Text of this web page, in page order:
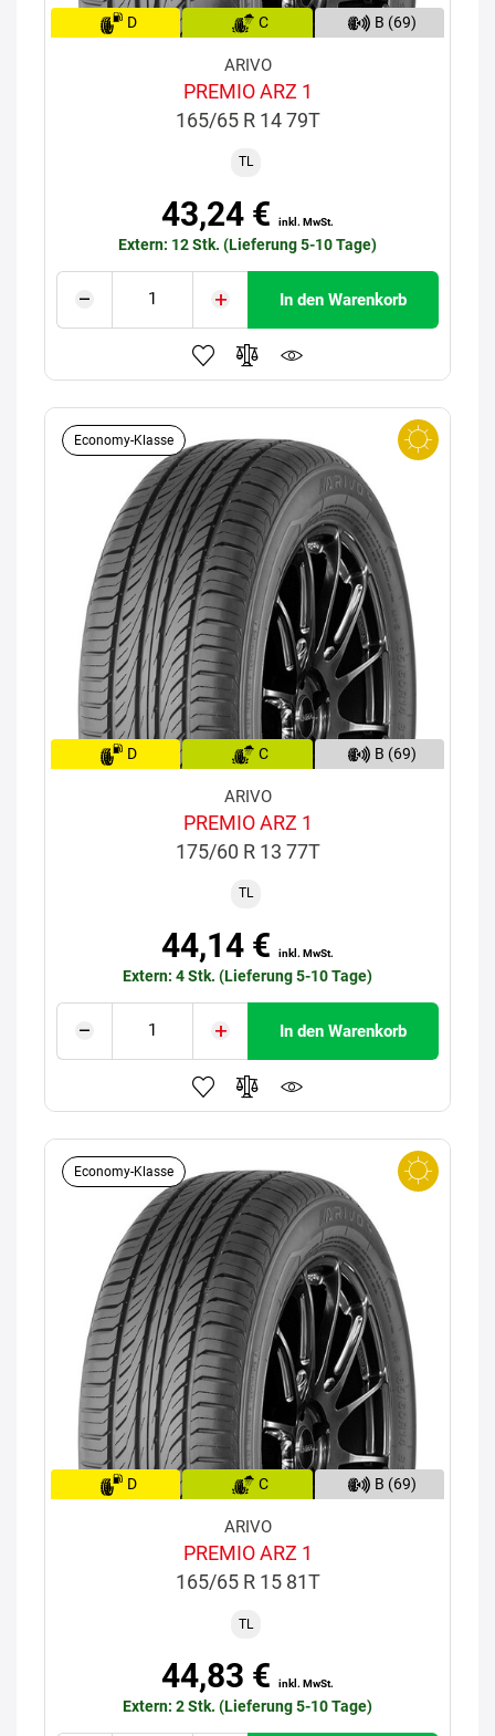
D C B (69)
ARIVO
PREMIO ARZ 1
165/65 R 14 79T
TL
43,24 € inkl. MwSt.
Extern: 12 Stk. (Lieferung 5-10 Tage)
In den Warenkorb
Economy-Klasse
D C B (69)
ARIVO
PREMIO ARZ 1
175/60 R 13 77T
TL
44,14 € inkl. MwSt.
Extern: 4 Stk. (Lieferung 5-10 Tage)
In den Warenkorb
Economy-Klasse
D C B (69)
ARIVO
PREMIO ARZ 1
165/65 R 15 81T
TL
44,83 € inkl. MwSt.
Extern: 2 Stk. (Lieferung 5-10 Tage)